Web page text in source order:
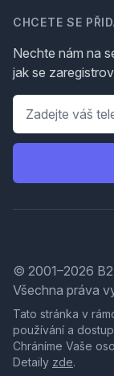
CHCETE SE
Nechte nám na
jak se
Telefon
© 2001–2026
Všechna práva
Tato stránka v
používání a
Chráníme Vaše
Detaily zde.